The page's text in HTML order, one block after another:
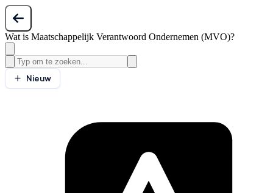
Wat is Maatschappelijk Verantwoord Ondernemen (MVO)?
Nieuw